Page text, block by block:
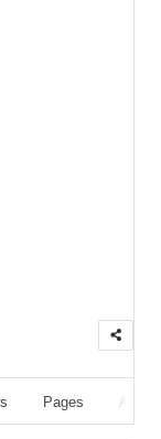
Pages